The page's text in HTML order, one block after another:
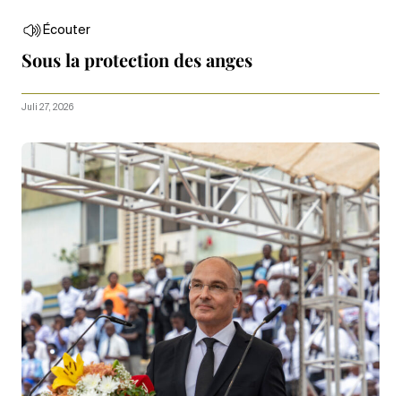
Écouter
Sous la protection des anges
Juli 27, 2026